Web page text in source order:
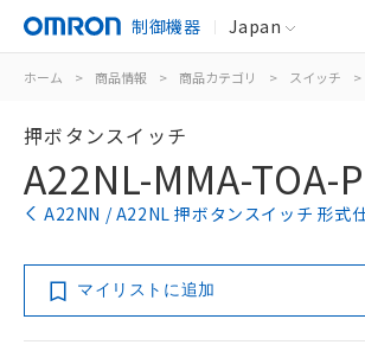
制御機器 Japan
ホーム > 商品情報 > 商品カテゴリ > スイッチ >
押ボタンスイッチ
A22NL-MMA-TOA-
A22NN / A22NL 押ボタンスイッチ 形式
マイリストに追加